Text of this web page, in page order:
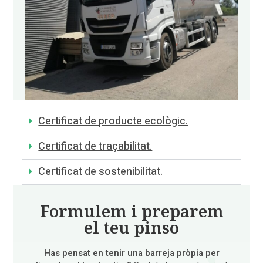
Certificat de producte ecològic.
Certificat de traçabilitat.
Certificat de sostenibilitat.
Formulem i preparem
el teu pinso
Has pensat en tenir una barreja pròpia per